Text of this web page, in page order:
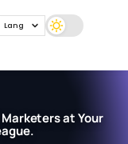
Lang
at Your